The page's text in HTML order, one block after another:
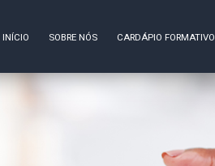
INÍCIO SOBRE NÓS CARDÁPIO FORMATIVO